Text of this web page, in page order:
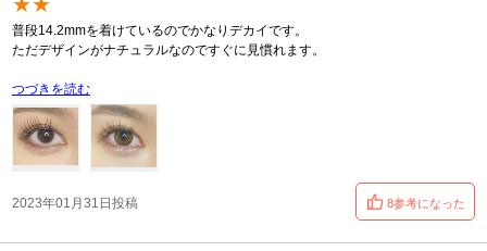
普段14.2mmを着けているのでかなりデカイです。
ただデザインがナチュラルなのですぐに見慣れます。
つづきを読む
2023年01月31日投稿 8参考になった